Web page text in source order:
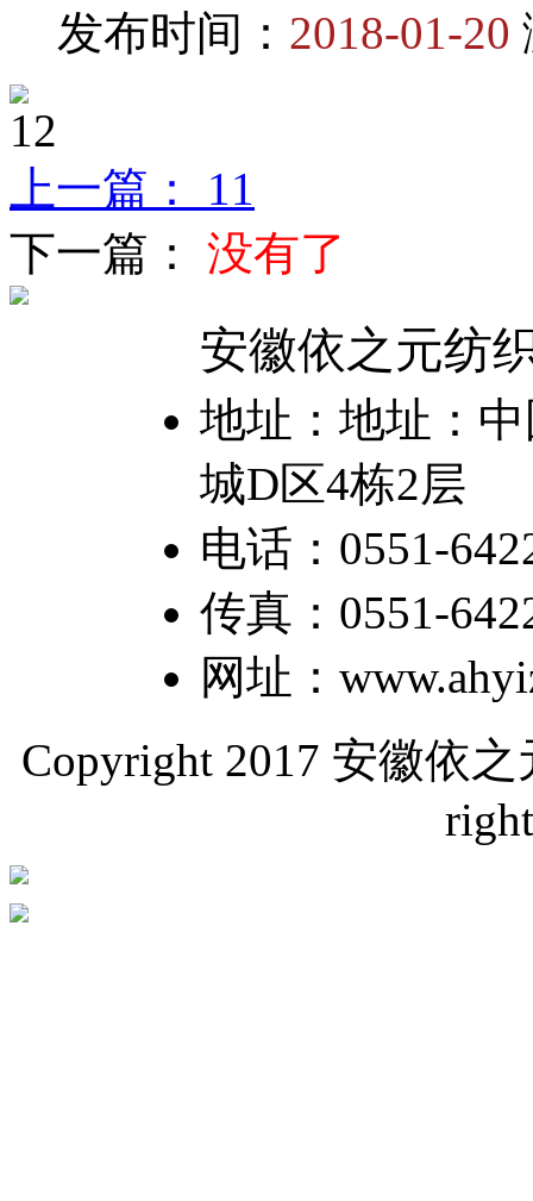
发布时间： 2018-01-20
上一篇： 11
下一篇： 没有了
安徽依之元纺
地址：地址：
城D区4栋2层
电话：0551-
传真：0551-
网址：
Copyright 2017 安徽依